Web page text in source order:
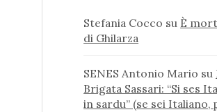
Stefania Cocco su È
di Ghilarza
SENES Antonio Mario su
Brigata Sassari: “Si ses
in sardu” (se sei Italiano,